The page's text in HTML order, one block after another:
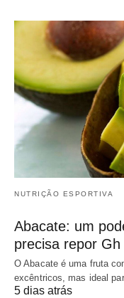
NUTRIÇÃO ESPORTIVA
Abacate: um
precisa repor
O Abacate é uma fruta
excêntricos, mas ideal
5 dias atrás